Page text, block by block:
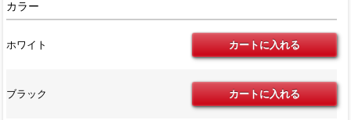
カラー
ホワイト
ブラック